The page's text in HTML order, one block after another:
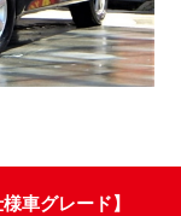
グレード】